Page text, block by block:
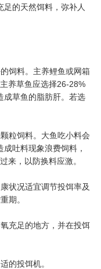
的天然饵料，弥补人
饲料。主养鲤鱼或网箱
养草鱼应选择26-28%
成草鱼的脂肪肝。若选
粒饲料。大鱼吃小料会
吐料现象浪费饲料，
来，以防换料应激。
状况适宜调节投饵率及
期。
充足的地方，并在投饵
的投饵机。